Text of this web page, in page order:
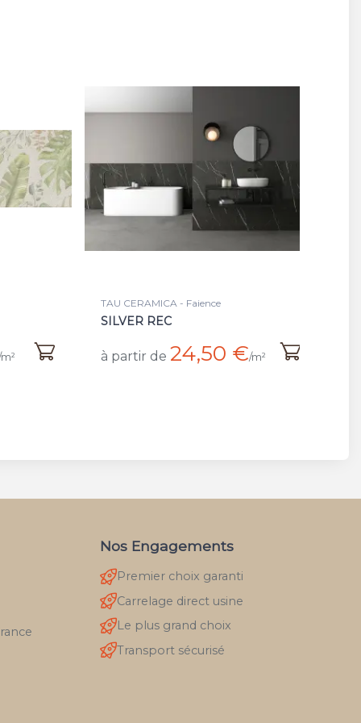
TAU CERAMICA - Faience
SILVER REC
à partir de 24,50 €/m²
Nos Engagements
Premier choix garanti
Carrelage direct usine
Le plus grand choix
Transport sécurisé